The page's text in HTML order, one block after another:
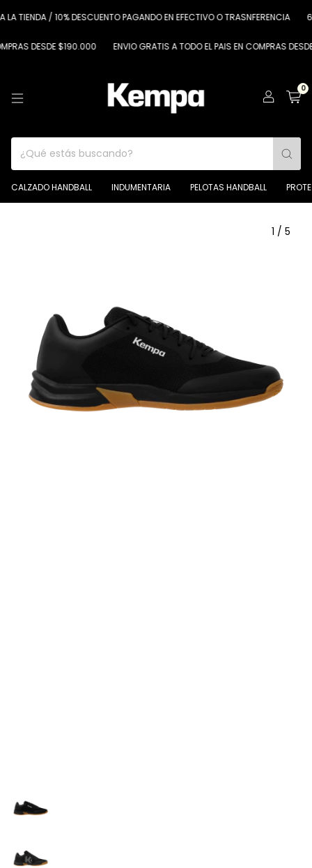
/ 10% DESCUENTO PAGANDO EN EFECTIVO O TRASNFERENCIA 6
DESDE $190.000 ENVIO GRATIS A TODO EL PAIS EN COMPRAS DESDE
0
CALZADO HANDBALL INDUMENTARIA PELOTAS HANDBALL
1 / 5